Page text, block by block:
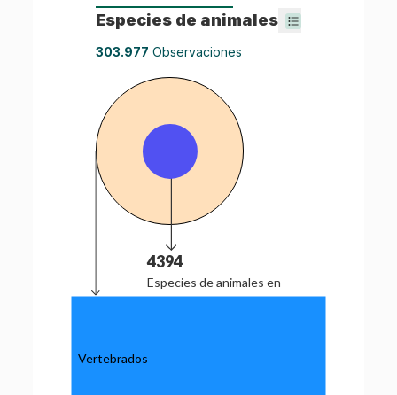
Especies de animales
303.977 Observaciones
4394
Especies deanimales en
Amazonas
Vertebrados